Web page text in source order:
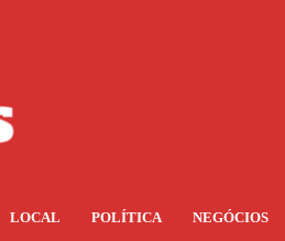
LOCAL POLÍTICA NEGÓCIOS